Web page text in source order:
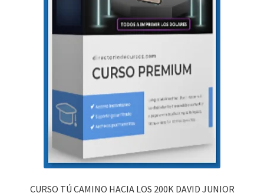
CURSO TÚ CAMINO HACIA LOS 200K DAVID JUNIOR